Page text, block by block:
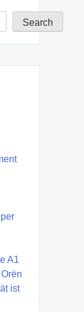
Search
A1
ist